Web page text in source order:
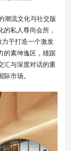
潮流文化与社交版
的私人尊尚会所，
力于打造一个激发
的素坤逸区，雄踞
汇与深度对话的重
市场。